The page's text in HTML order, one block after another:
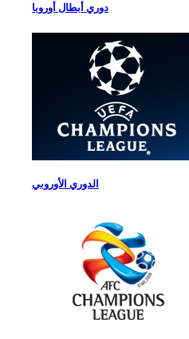
دوري أبطال أوروبا
الدوري الأوروبي